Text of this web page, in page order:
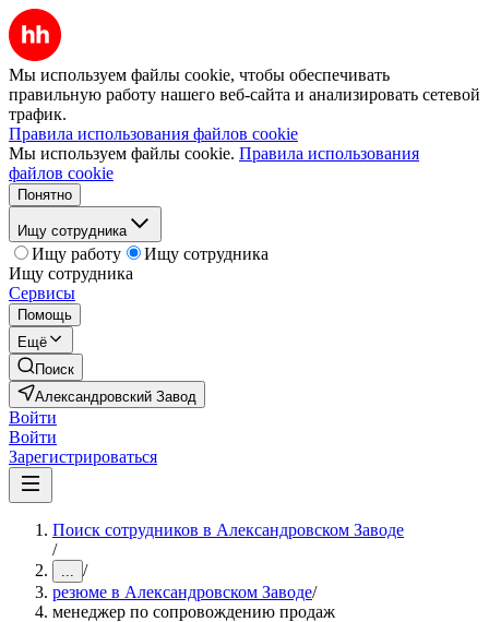
Мы используем файлы cookie, чтобы обеспечивать
правильную работу нашего веб-сайта и анализировать сетевой
трафик.
Правила использования файлов cookie
Мы используем файлы cookie. Правила использования
файлов cookie
Понятно
Ищу сотрудника
Ищу работу
Ищу сотрудника
Ищу сотрудника
Сервисы
Помощь
Ещё
Поиск
Александровский Завод
Войти
Войти
Зарегистрироваться
Поиск сотрудников в Александровском Заводе
/
... /
резюме в Александровском Заводе/
менеджер по сопровождению продаж